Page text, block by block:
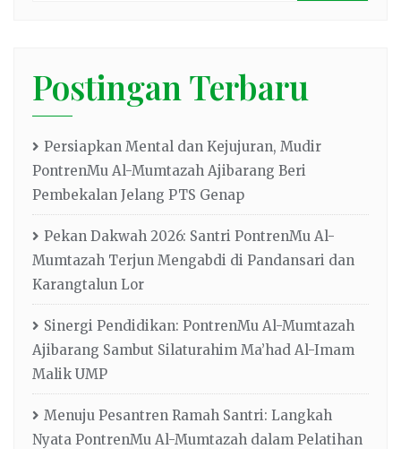
Postingan Terbaru
Persiapkan Mental dan Kejujuran, Mudir
PontrenMu Al-Mumtazah Ajibarang Beri
Pembekalan Jelang PTS Genap
Pekan Dakwah 2026: Santri PontrenMu Al-
Mumtazah Terjun Mengabdi di Pandansari dan
Karangtalun Lor
Sinergi Pendidikan: PontrenMu Al-Mumtazah
Ajibarang Sambut Silaturahim Ma’had Al-Imam
Malik UMP
Menuju Pesantren Ramah Santri: Langkah
Nyata PontrenMu Al-Mumtazah dalam Pelatihan